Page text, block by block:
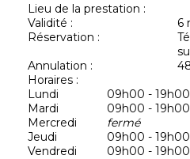
Lieu de la prestation :
Validité :
6
Réservation :
Annulation :
Horaires :
Lundi
09h00 - 19h00
Mardi
09h00 - 19h00
Mercredi
fermé
Jeudi
09h00 - 19h00
Vendredi
09h00 - 19h00